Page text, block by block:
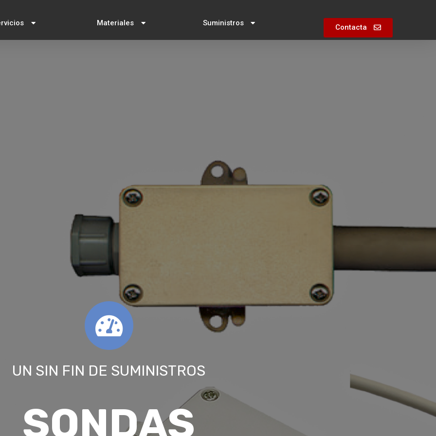
Materiales Suministros
Contacta
UN SIN FIN DE SUMINISTROS
SONDAS